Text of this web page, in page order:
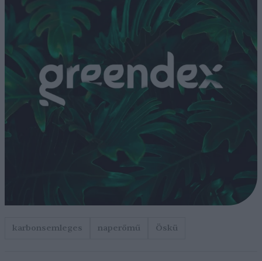
karbonsemleges naperőmű Öskü